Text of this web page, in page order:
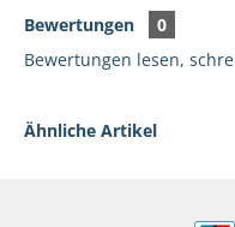
Bewertungen
0
Bewertungen lesen,
Ähnliche Artikel